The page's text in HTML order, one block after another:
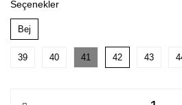
Seçenekler
Bej
39 40 41 42 43